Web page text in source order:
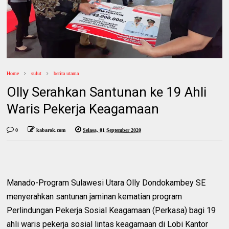
Home sulut berita utama
Olly Serahkan Santunan ke 19 Ahli
Waris Pekerja Keagamaan
0 kabarok.com Selasa, 01 September 2020
Manado-Program Sulawesi Utara Olly Dondokambey SE
menyerahkan santunan jaminan kematian program
Perlindungan Pekerja Sosial Keagamaan (Perkasa) bagi 19
ahli waris pekerja sosial lintas keagamaan di Lobi Kantor